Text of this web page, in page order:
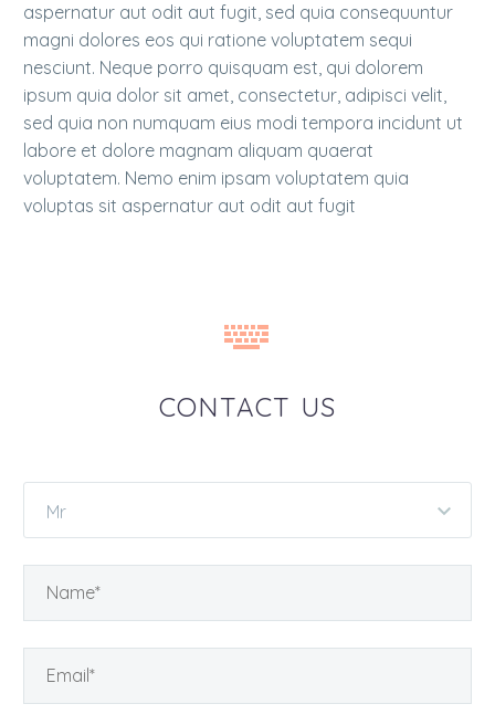
aspernatur aut odit aut fugit, sed quia consequuntur
magni dolores eos qui ratione voluptatem sequi
nesciunt. Neque porro quisquam est, qui dolorem
ipsum quia dolor sit amet, consectetur, adipisci velit,
sed quia non numquam eius modi tempora incidunt ut
labore et dolore magnam aliquam quaerat
voluptatem. Nemo enim ipsam voluptatem quia
voluptas sit aspernatur aut odit aut fugit


CONTACT US
Mr